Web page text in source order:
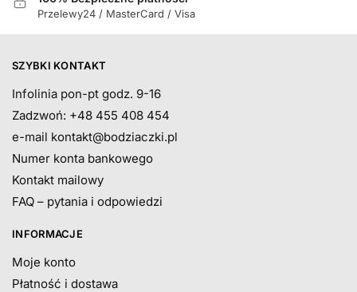
Przelewy24 / MasterCard / Visa
SZYBKI KONTAKT
Infolinia pon-pt godz. 9-16
Zadzwoń: +48 455 408 454
e-mail kontakt@bodziaczki.pl
Numer konta bankowego
Kontakt mailowy
FAQ – pytania i odpowiedzi
INFORMACJE
Moje konto
Płatność i dostawa